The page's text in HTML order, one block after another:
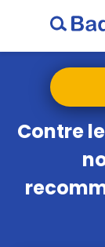
Contre